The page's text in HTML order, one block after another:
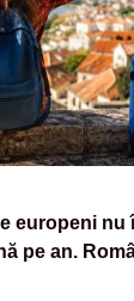
europeni nu
pe an.